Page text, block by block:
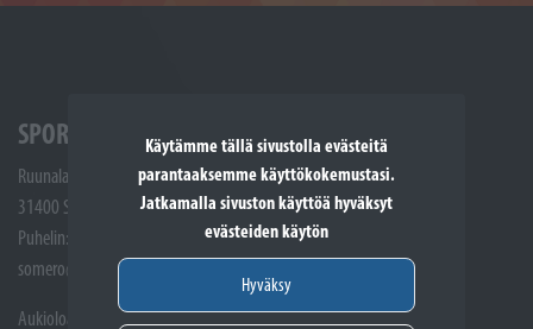
Käytämme tällä sivustolla evästeitä
parantaaksemme käyttökokemustasi.
Jatkamalla sivuston käyttöä hyväksyt
evästeiden käytön
Hyväksy
SPORTTIKONE SOMERO
Ruunalantie 5
31400 Somero
Puhelin: (02) 748 9300
somero@sporttikone.fi
Aukioloajat